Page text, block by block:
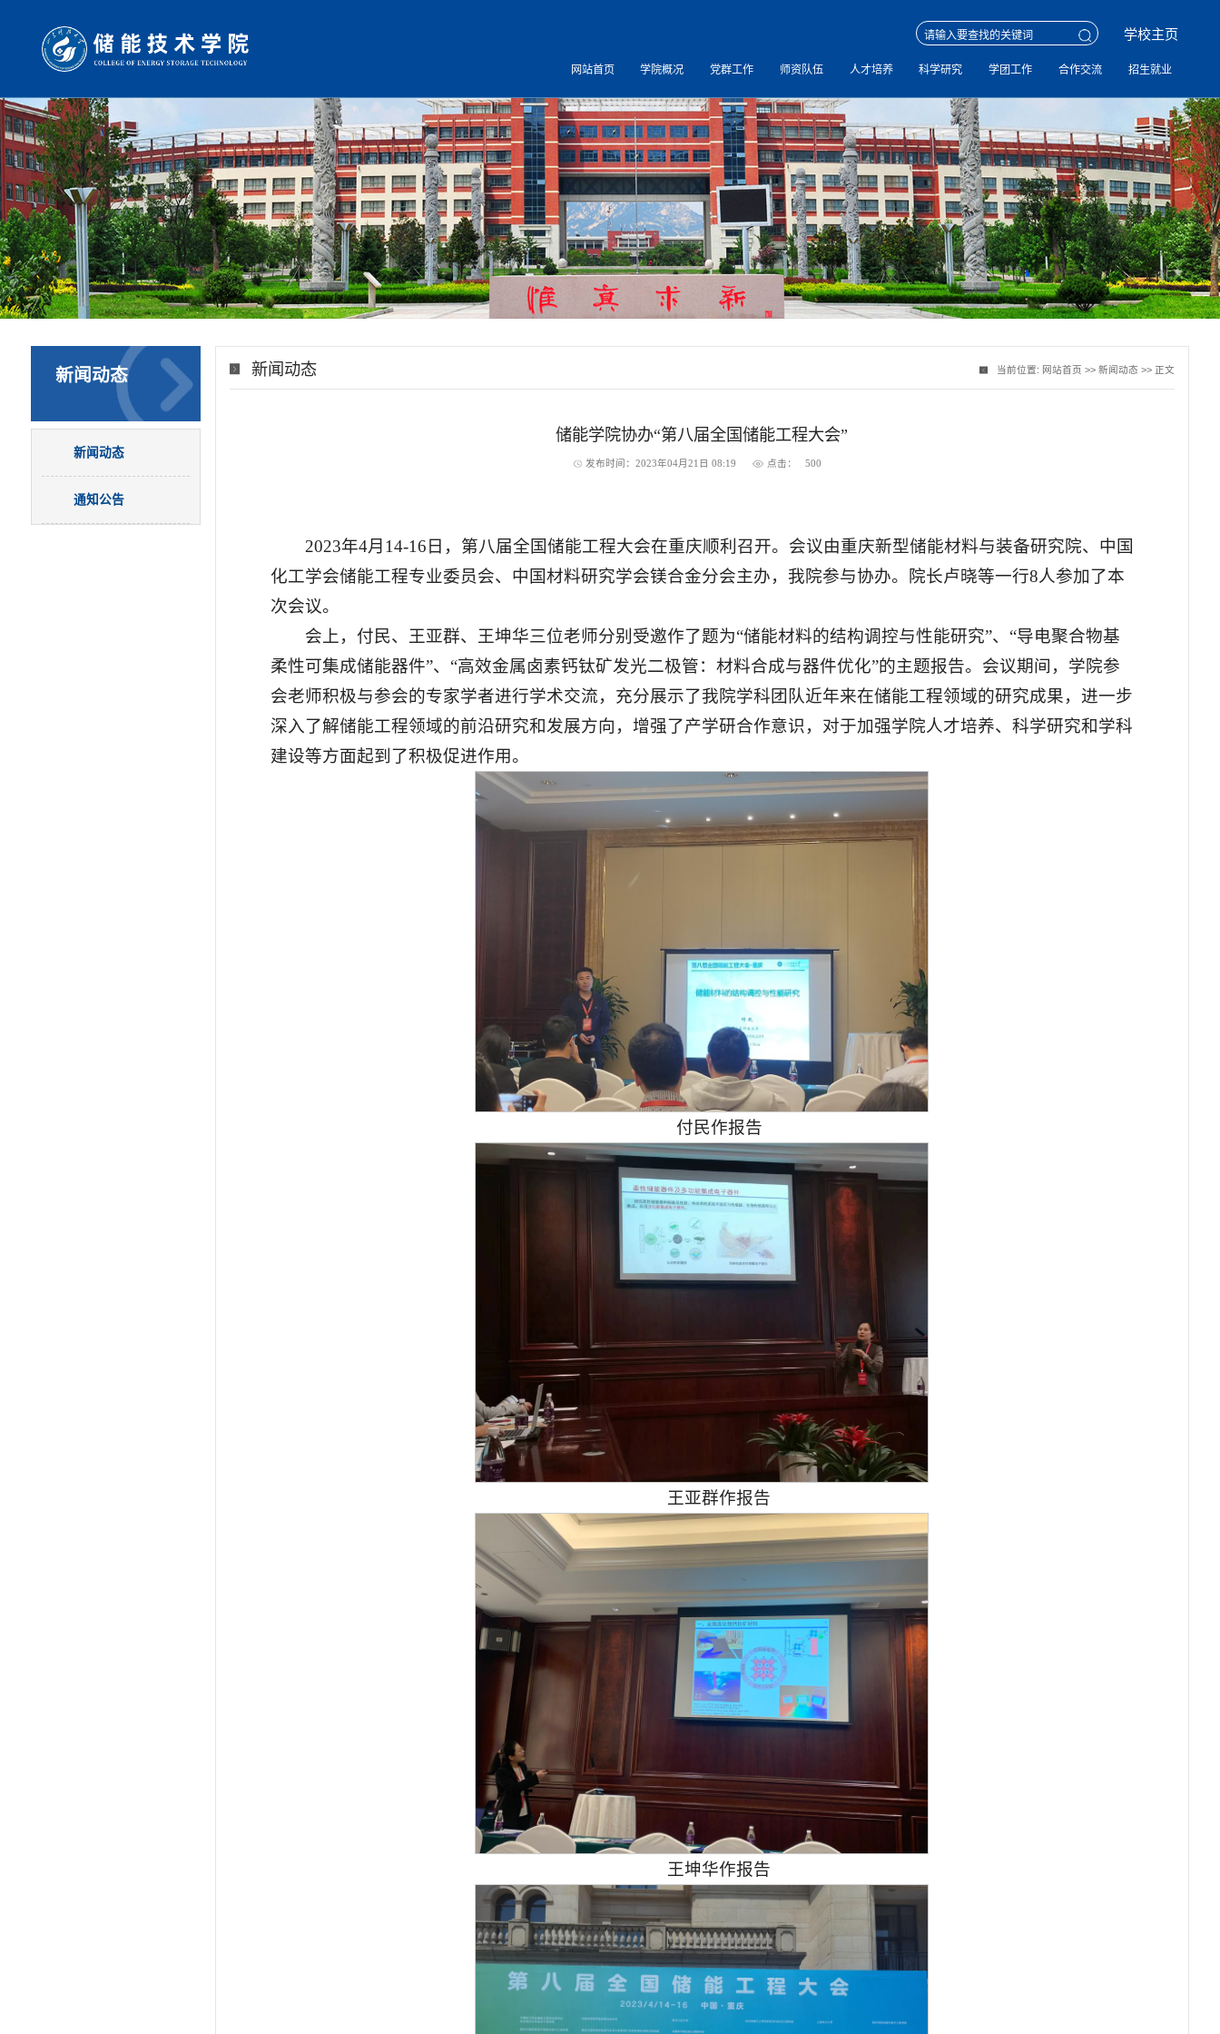
学校主页
网站首页 学院概况 党群工作 师资队伍 人才培养 科学研究 学团工作 合作交流 招生就业
新闻动态
新闻动态
通知公告
新闻动态 当前位置: 网站首页 >>新闻动态 >> 正文
储能学院协办“第八届全国储能工程大会”
发布时间：2023年04月21日 08:19 点击： 500
2023年4月14-16日，第八届全国储能工程大会在重庆顺利召开。会议由重庆新型储能材料与装备研究院、中国
化工学会储能工程专业委员会、中国材料研究学会镁合金分会主办，我院参与协办。院长卢晓等一行8人参加了本
次会议。
会上，付民、王亚群、王坤华三位老师分别受邀作了题为“储能材料的结构调控与性能研究”、“导电聚合物基
柔性可集成储能器件”、“高效金属卤素钙钛矿发光二极管：材料合成与器件优化”的主题报告。会议期间，学院参
会老师积极与参会的专家学者进行学术交流，充分展示了我院学科团队近年来在储能工程领域的研究成果，进一步
深入了解储能工程领域的前沿研究和发展方向，增强了产学研合作意识，对于加强学院人才培养、科学研究和学科
建设等方面起到了积极促进作用。
付民作报告
王亚群作报告
王坤华作报告